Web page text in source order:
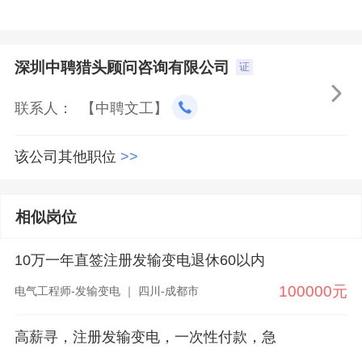
深圳中聘猎头顾问咨询有限公司 证

联系人： 【中聘文工】
该公司其他职位 >>
相似岗位
10万一年直签注册发输变电退休60以内
电气工程师-发输变电 ｜ 四川-成都市 100000元
高薪寻，注册发输变电，一次性付款，急